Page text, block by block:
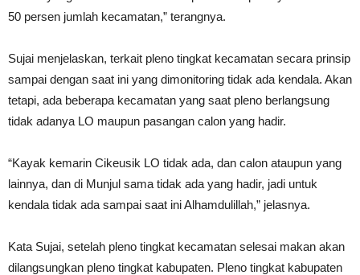
50 persen jumlah kecamatan,” terangnya.
Sujai menjelaskan, terkait pleno tingkat kecamatan secara prinsip
sampai dengan saat ini yang dimonitoring tidak ada kendala. Akan
tetapi, ada beberapa kecamatan yang saat pleno berlangsung
tidak adanya LO maupun pasangan calon yang hadir.
“Kayak kemarin Cikeusik LO tidak ada, dan calon ataupun yang
lainnya, dan di Munjul sama tidak ada yang hadir, jadi untuk
kendala tidak ada sampai saat ini Alhamdulillah,” jelasnya.
Kata Sujai, setelah pleno tingkat kecamatan selesai makan akan
dilangsungkan pleno tingkat kabupaten. Pleno tingkat kabupaten